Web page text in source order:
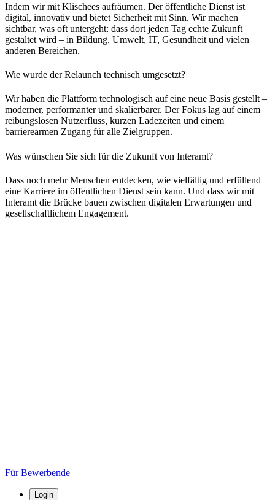
Indem wir mit Klischees aufräumen. Der öffentliche Dienst ist
digital, innovativ und bietet Sicherheit mit Sinn. Wir machen
sichtbar, was oft untergeht: dass dort jeden Tag echte Zukunft
gestaltet wird – in Bildung, Umwelt, IT, Gesundheit und vielen
anderen Bereichen.
Wie wurde der Relaunch technisch umgesetzt?
Wir haben die Plattform technologisch auf eine neue Basis gestellt –
moderner, performanter und skalierbarer. Der Fokus lag auf einem
reibungslosen Nutzerfluss, kurzen Ladezeiten und einem
barrierearmen Zugang für alle Zielgruppen.
Was wünschen Sie sich für die Zukunft von Interamt?
Dass noch mehr Menschen entdecken, wie vielfältig und erfüllend
eine Karriere im öffentlichen Dienst sein kann. Und dass wir mit
Interamt die Brücke bauen zwischen digitalen Erwartungen und
gesellschaftlichem Engagement.
Für Bewerbende
Login